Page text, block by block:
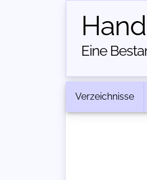
Eine
Verzeichnisse